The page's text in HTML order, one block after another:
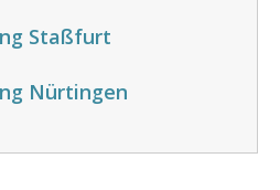
Staßfurt
Nürtingen